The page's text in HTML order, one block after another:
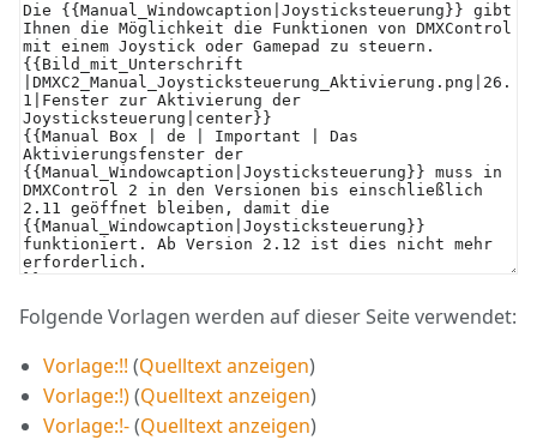
Folgende Vorlagen werden auf dieser Seite verwendet:
Vorlage:!! (Quelltext anzeigen)
Vorlage:!)(Quelltext anzeigen)
Vorlage:!-(Quelltext anzeigen)